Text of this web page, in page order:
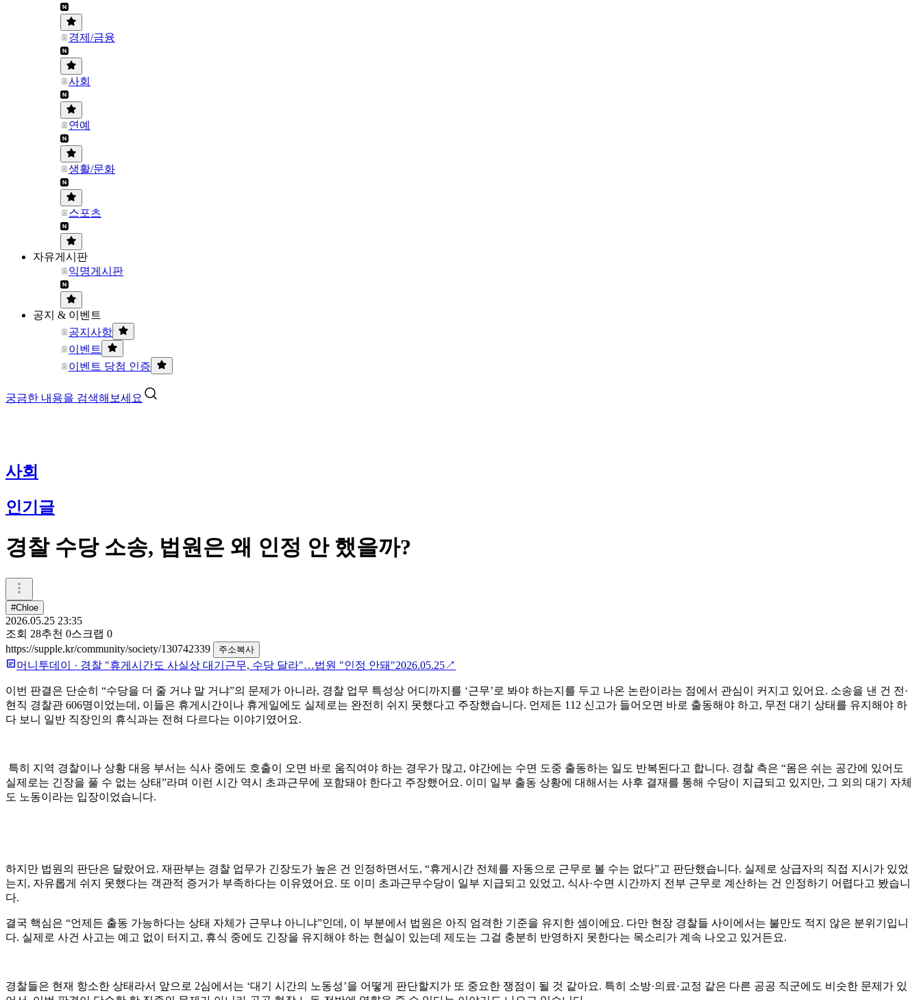
경제/금융
사회
연예
생활/문화
스포츠
자유게시판
익명게시판
공지 & 이벤트
공지사항
이벤트
이벤트 당첨 인증
궁금한 내용을 검색해보세요
사회
인기글
경찰 수당 소송, 법원은 왜 인정 안 했을까?
#Chloe
2026.05.25 23:35
조회 28추천 0스크랩 0
https://supple.kr/community/society/130742339
주소복사
머니투데이 · 경찰 "휴게시간도 사실상 대기근무, 수당 달라"…법원 "인정 안돼"2026.05.25↗
이번 판결은 단순히 “수당을 더 줄 거냐 말 거냐”의 문제가 아니라, 경찰 업무 특성상 어디까지를 ‘근무’로 봐야 하는지를 두고 나온 논란이라는 점에서 관심이 커지고 있어요. 소송을 낸 건 전·
현직 경찰관 606명이었는데, 이들은 휴게시간이나 휴게일에도 실제로는 완전히 쉬지 못했다고 주장했습니다. 언제든 112 신고가 들어오면 바로 출동해야 하고, 무전 대기 상태를 유지해야 하
다 보니 일반 직장인의 휴식과는 전혀 다르다는 이야기였어요.
특히 지역 경찰이나 상황 대응 부서는 식사 중에도 호출이 오면 바로 움직여야 하는 경우가 많고, 야간에는 수면 도중 출동하는 일도 반복된다고 합니다. 경찰 측은 “몸은 쉬는 공간에 있어도
실제로는 긴장을 풀 수 없는 상태”라며 이런 시간 역시 초과근무에 포함돼야 한다고 주장했어요. 이미 일부 출동 상황에 대해서는 사후 결재를 통해 수당이 지급되고 있지만, 그 외의 대기 자체
도 노동이라는 입장이었습니다.
하지만 법원의 판단은 달랐어요. 재판부는 경찰 업무가 긴장도가 높은 건 인정하면서도, “휴게시간 전체를 자동으로 근무로 볼 수는 없다”고 판단했습니다. 실제로 상급자의 직접 지시가 있었
는지, 자유롭게 쉬지 못했다는 객관적 증거가 부족하다는 이유였어요. 또 이미 초과근무수당이 일부 지급되고 있었고, 식사·수면 시간까지 전부 근무로 계산하는 건 인정하기 어렵다고 봤습니
다.
결국 핵심은 “언제든 출동 가능하다는 상태 자체가 근무냐 아니냐”인데, 이 부분에서 법원은 아직 엄격한 기준을 유지한 셈이에요. 다만 현장 경찰들 사이에서는 불만도 적지 않은 분위기입니
다. 실제로 사건 사고는 예고 없이 터지고, 휴식 중에도 긴장을 유지해야 하는 현실이 있는데 제도는 그걸 충분히 반영하지 못한다는 목소리가 계속 나오고 있거든요.
경찰들은 현재 항소한 상태라서 앞으로 2심에서는 ‘대기 시간의 노동성’을 어떻게 판단할지가 또 중요한 쟁점이 될 것 같아요. 특히 소방·의료·교정 같은 다른 공공 직군에도 비슷한 문제가 있